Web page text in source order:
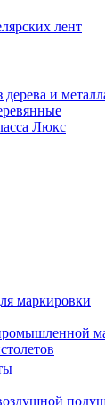
лент
и
Люкс
маркировки